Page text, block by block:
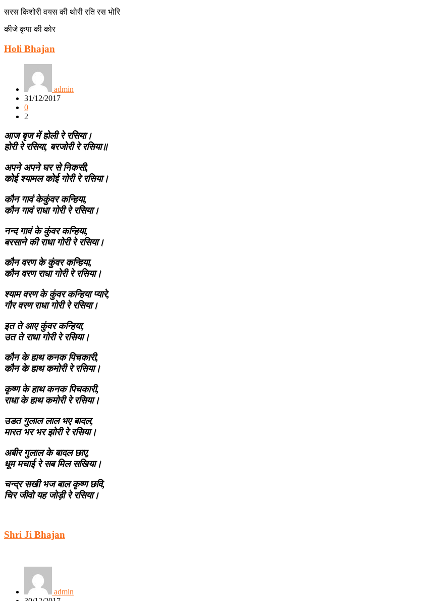
सरस किशोरी वयस की थोरी रति रस भोरि
कीजे कृपा की कोर
Holi Bhajan
admin
31/12/2017
0
2
आज बृज में होली रे रसिया।
होरी रे रसिया, बरजोरी रे रसिया॥
अपने अपने घर से निकसी,
कोई श्यामल कोई गोरी रे रसिया।
कौन गावं केकुंवर कन्हिया,
कौन गावं राधा गोरी रे रसिया।
नन्द गावं के कुंवर कन्हिया,
बरसाने की राधा गोरी रे रसिया।
कौन वरण के कुंवर कन्हिया,
कौन वरण राधा गोरी रे रसिया।
श्याम वरण के कुंवर कन्हिया प्यारे,
गौर वरण राधा गोरी रे रसिया।
इत ते आए कुंवर कन्हिया,
उत ते राधा गोरी रे रसिया।
कौन के हाथ कनक पिचकारी,
कौन के हाथ कमोरी रे रसिया।
कृष्ण के हाथ कनक पिचकारी,
राधा के हाथ कमोरी रे रसिया।
उडत गुलाल लाल भए बादल,
मारत भर भर झोरी रे रसिया।
अबीर गुलाल के बादल छाए,
धूम मचाई रे सब मिल सखिया।
चन्द्र सखी भज बाल कृष्ण छवि,
चिर जीवो यह जोड़ी रे रसिया।
Shri Ji Bhajan
admin